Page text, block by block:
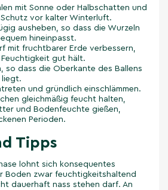
mit Sonne oder Halbschatten und
vor kalter Winterluft.
ausheben, so dass die Wurzeln
hineinpasst.
mit fruchtbarer Erde verbessern,
gut hält.
so dass die Oberkante des Ballens
liegt.
und gründlich einschlämmen.
gleichmäßig feucht halten,
und Bodenfeuchte gießen,
Perioden.
Tipps
lohnt sich konsequentes
Boden zwar feuchtigkeitshaltend
dauerhaft nass stehen darf. An